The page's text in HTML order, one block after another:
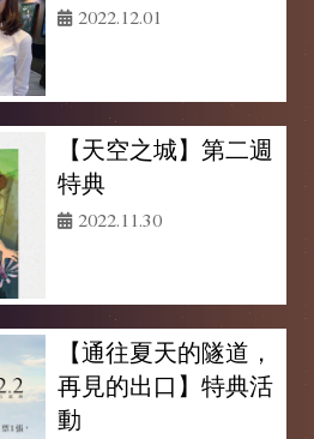
2022.12.01
【天空之城】第二週
特典
2022.11.30
【通往夏天的隧道，
再見的出口】特典活
動